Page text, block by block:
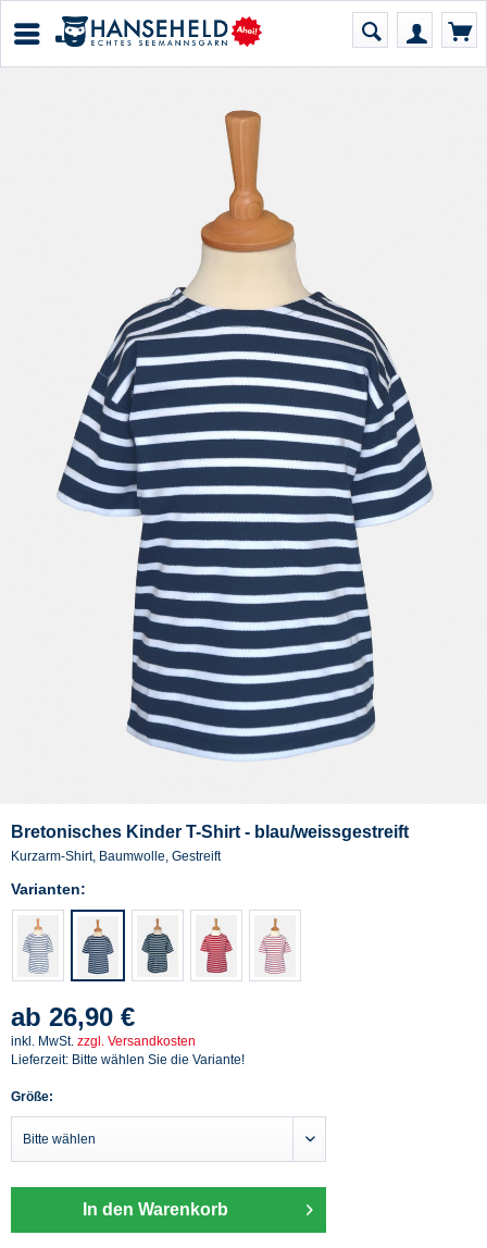
Bretonisches Kinder T-Shirt - blau/weissgestreift
Kurzarm-Shirt, Baumwolle, Gestreift
Varianten:
ab 26,90 €
inkl. MwSt. zzgl. Versandkosten
Lieferzeit: Bitte wählen Sie die Variante!
Größe:
In den Warenkorb